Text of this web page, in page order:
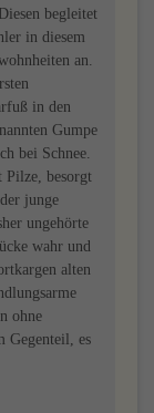
begleitet
in diesem
an.
in den
Gumpe
bei Schnee.
Pilze, besorgt
junge
ungehörte
wahr und
alten
ohne
Gegenteil, es